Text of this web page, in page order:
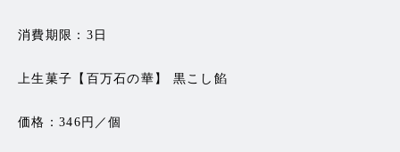
消費期限：3日
上生菓子【百万石の華】 黒こし餡
価格：346円／個